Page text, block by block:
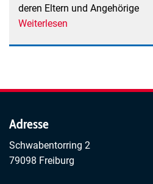
deren Eltern und Angehörige
Weiterlesen
Adresse
Schwabentorring 2
79098 Freiburg